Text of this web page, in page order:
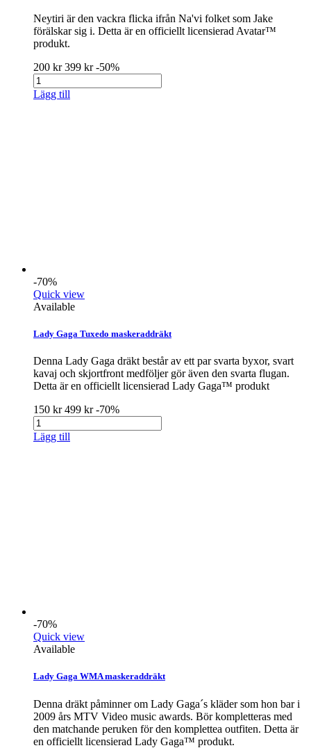
Neytiri är den vackra flicka ifrån Na'vi folket som Jake
förälskar sig i. Detta är en officiellt licensierad Avatar™
produkt.
200 kr399 kr-50%
Lägg till
-70%
Quick view
Available
Lady Gaga Tuxedo maskeraddräkt
Denna Lady Gaga dräkt består av ett par svarta byxor, svart
kavaj och skjortfront medföljer gör även den svarta flugan.
Detta är en officiellt licensierad Lady Gaga™ produkt
150 kr499 kr-70%
Lägg till
-70%
Quick view
Available
Lady Gaga WMA maskeraddräkt
Denna dräkt påminner om Lady Gaga´s kläder som hon bar i
2009 års MTV Video music awards. Bör kompletteras med
den matchande peruken för den komplettea outfiten. Detta är
en officiellt licensierad Lady Gaga™ produkt.